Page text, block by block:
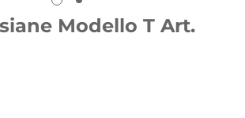
Modello T Art.